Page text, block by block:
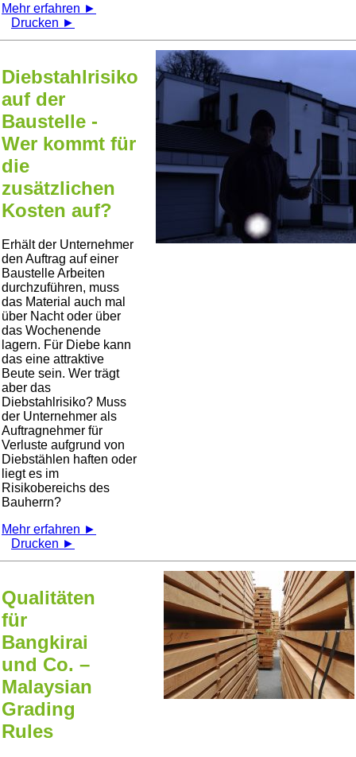
Mehr erfahren ►
Drucken ►
Diebstahlrisiko
auf der
Baustelle -
Wer kommt für
die
zusätzlichen
Kosten auf?
Erhält der Unternehmer
den Auftrag auf einer
Baustelle Arbeiten
durchzuführen, muss
das Material auch mal
über Nacht oder über
das Wochenende
lagern. Für Diebe kann
das eine attraktive
Beute sein. Wer trägt
aber das
Diebstahlrisiko? Muss
der Unternehmer als
Auftragnehmer für
Verluste aufgrund von
Diebstählen haften oder
liegt es im
Risikobereichs des
Bauherrn?
Mehr erfahren ►
Drucken ►
Qualitäten
für
Bangkirai
und Co. –
Malaysian
Grading
Rules